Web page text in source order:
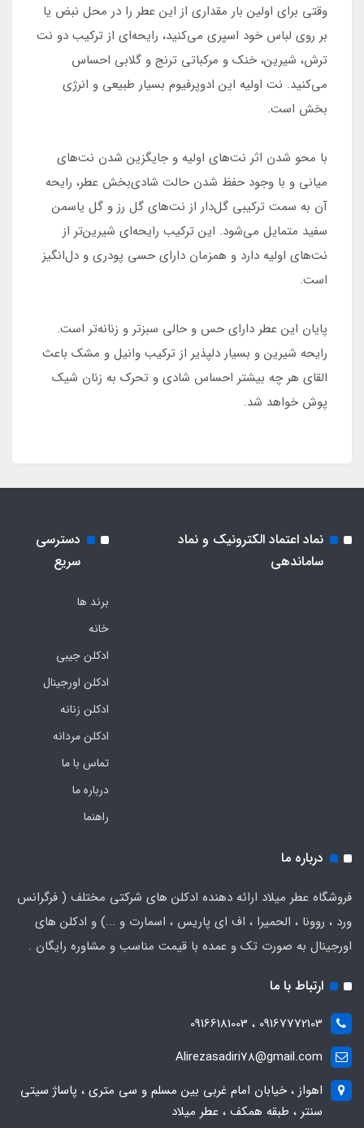
وقتی برای اولین بار مقداری از این عطر را در محل نبض یا
بر روی لباس خود اسپری می‌کنید، رایحه‌ای از ترکیب دو نت
ترش، شیرین، خنک و مرکباتی ترنج و گلابی احساس
می‌کنید. نت اولیه این ادوپرفیوم بسیار طبیعی و انرژی
بخش است.
با محو شدن اثر نت‌های اولیه و جایگزین شدن نت‌های
میانی و با وجود حفظ شدن حالت شادی‌بخش عطر، رایحه
آن به سمت ترکیبی گل‌دار از نت‌های گل رز و گل یاسمن
سفید متمایل می‌شود. این ترکیب رایحه‌ای شیرین‌تر از
نت‌های اولیه دارد و همزمان دارای حسی پودری و دل‌انگیز
است.
پایان این عطر دارای حس و حالی سبزتر و زنانه‌تر است.
رایحه شیرین و بسیار دلپذیر از ترکیب وانیل و مشک باعث
القای هر چه بیشتر احساس شادی و تحرک به زنان شیک
پوش خواهد شد.
نماد اعتماد الکترونیک و نماد
ساماندهی
دسترسی
سریع
برند ها
خانه
ادکلن جیبی
ادکلن اورجینال
ادکلن زنانه
ادکلن مردانه
تماس با ما
درباره ما
راهنما
درباره ما
فروشگاه عطر میلاد ارائه دهنده ادکلن های شرکتی مختلف ( فرگرانس
ورد ، روونا ، الحمیرا ، اف ای پاریس ، اسمارت و ...) و ادکلن های
اورجینال به صورت تک و عمده با قیمت مناسب و مشاوره رایگان .
ارتباط با ما
09167772103 ، 09166181003
Alirezasadiri78@gmail.com
اهواز ، خیابان امام غربی بین مسلم و سی متری ، پاساژ سیتی
سنتر ، طبقه همکف ، عطر میلاد